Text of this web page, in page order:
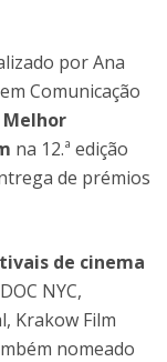
por Ana
Comunicação
na 12.ª edição
de prémios
de cinema
NYC,
Krakow Film
nomeado